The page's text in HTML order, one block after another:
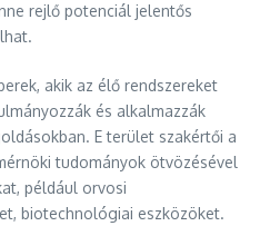
rejlő potenciál jelentős
akik az élő rendszereket
és alkalmazzák
E terület szakértői a
tudományok ötvözésével
például orvosi
biotechnológiai eszközöket.